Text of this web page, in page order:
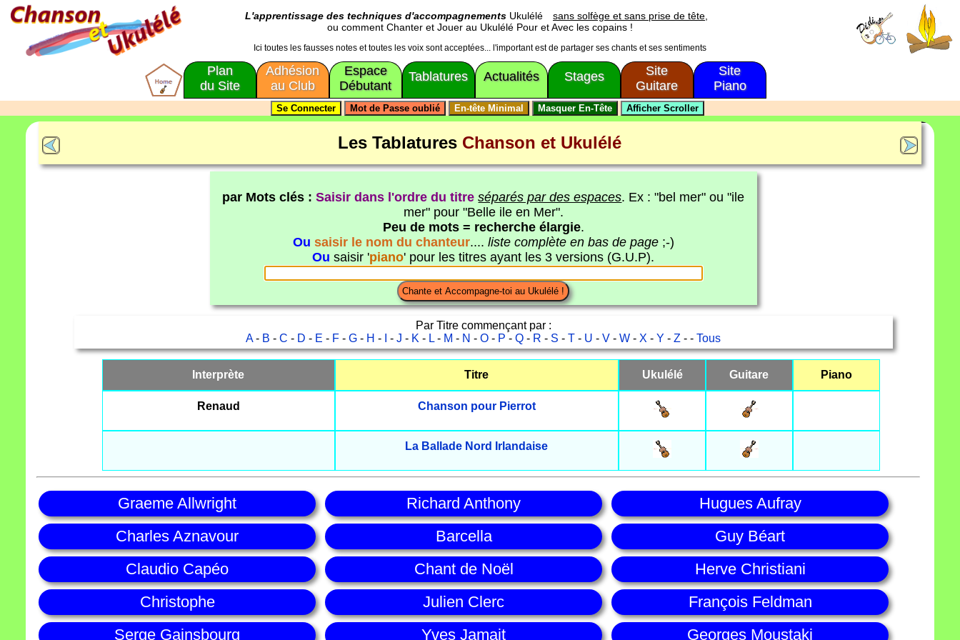
L'apprentissage des techniques d'accompagnements Ukulélé
sans solfège et sans prise de tête,
ou comment Chanter et Jouer au Ukulélé Pour et Avec les copains !
Ici toutes les fausses notes et toutes les voix sont acceptées... l'important est de partager ses chants et ses sentiments
Plan
du Site
Adhésion
au Club
Espace
Débutant
Tablatures Actualités Stages
Site
Guitare
Site
Piano
Les Tablatures Chanson et Ukulélé
par Mots clés :Saisir dans l'ordre du titre séparés par des espaces. Ex : "bel mer" ou "ile
mer" pour "Belle ile en Mer".
Peu de mots = recherche élargie.
Ou saisir le nom du chanteur.... liste complète en bas de page;-)
Ou saisir 'piano' pour les titres ayant les 3 versions (G.U.P).
Par Titre commençant par :
A- B -C - D - E - F -G - H - -J - K - L - M - N -O - P -Q - R - S -T - U -V -W - X -Y -Z - -Tous
Interprète Titre Ukulélé Guitare Piano
Renaud Chanson pour Pierrot
La Ballade Nord Irlandaise
Graeme Allwright Richard Anthony
Hugues Aufray
Charles Aznavour
Barcella
Guy Béart
Claudio Capéo
Chant de Noël
Herve Christiani
Christophe
Julien Clerc
François Feldman
Serge Gainsbourg
Yves Jamait Georges Moustaki